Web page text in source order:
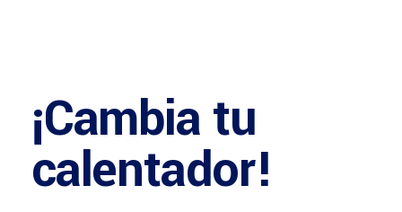
¡Cambia tu
calentador!